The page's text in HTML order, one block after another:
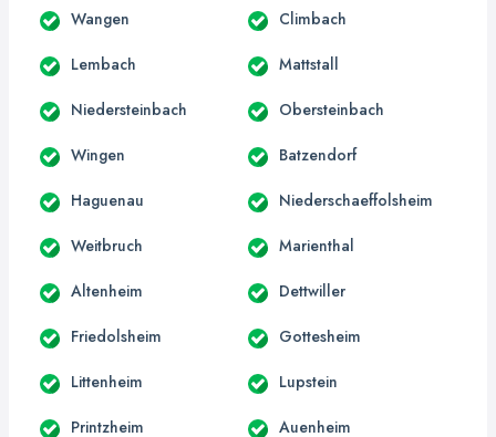
Wangen Climbach
Lembach Mattstall
Niedersteinbach Obersteinbach
Wingen Batzendorf
Haguenau Niederschaeffolsheim
Weitbruch Marienthal
Altenheim Dettwiller
Friedolsheim Gottesheim
Littenheim Lupstein
Printzheim Auenheim